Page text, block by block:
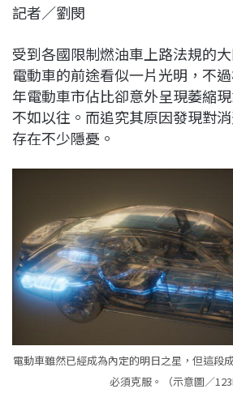
c
b
o
o
k
n
a
d
s
e
d
I
n
L
i
n
k
記者／劉閔
受到各國限制燃油車上路法規的
電動車的前途看似一片光明，不
年電動車市佔比卻意外呈現萎縮
不如以往。而追究其原因發現對
存在不少隱憂。
電動車雖然已經成為內定的明日之星，但這段
必須克服。（示意圖／